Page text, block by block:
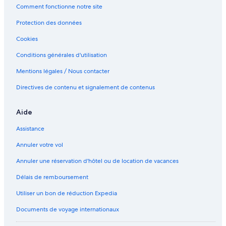
Comment fonctionne notre site
Protection des données
Cookies
Conditions générales d'utilisation
Mentions légales / Nous contacter
Directives de contenu et signalement de contenus
Aide
Assistance
Annuler votre vol
Annuler une réservation d'hôtel ou de location de vacances
Délais de remboursement
Utiliser un bon de réduction Expedia
Documents de voyage internationaux